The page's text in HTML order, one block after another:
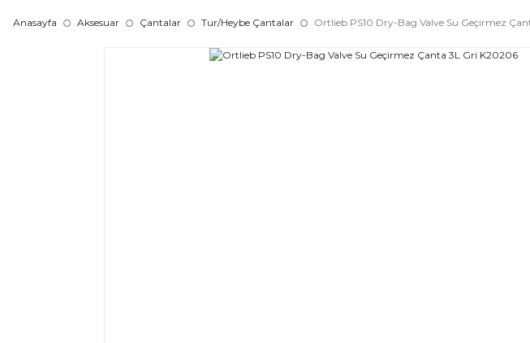
Anasayfa Aksesuar Çantalar Tur/Heybe Çantalar Ortlieb PS10 Dry-Bag Valve Su Geçirmez